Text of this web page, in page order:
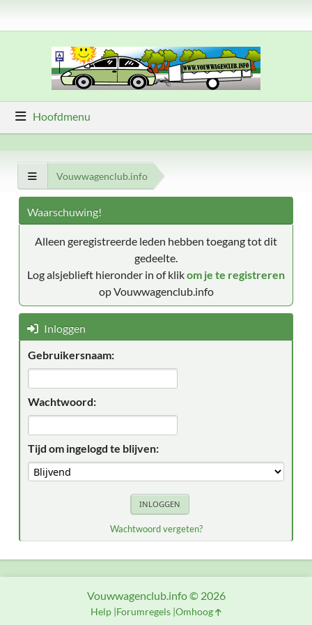
Hoofdmenu
Vouwwagenclub.info
Waarschuwing!
Alleen geregistreerde leden hebben toegang tot dit
gedeelte.
Log alsjeblieft hieronder in of klikom je te registreren
op Vouwwagenclub.info
Inloggen
Gebruikersnaam:
Wachtwoord:
Tijd om ingelogd te blijven:
Wachtwoord vergeten?
Vouwwagenclub.info © 2026
Help Forumregels Omhoog